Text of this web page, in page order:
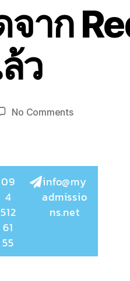
จาก
ว
No Comments
09
4
512
61
55
info@my
admissio
ns.net